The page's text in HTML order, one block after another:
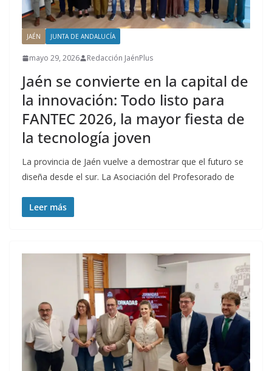
JAÉN JUNTA DE ANDALUCÍA
mayo 29, 2026 Redacción JaénPlus
Jaén se convierte en la capital de
la innovación: Todo listo para
FANTEC 2026, la mayor fiesta de
la tecnología joven
La provincia de Jaén vuelve a demostrar que el futuro se
diseña desde el sur. La Asociación del Profesorado de
Leer más